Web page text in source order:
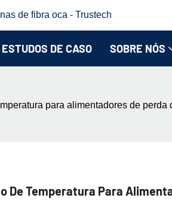
de fibra oca - Trustech
ESTUDOS DE CASO SOBRE NÓS
para alimentadores de
De Temperatura Para